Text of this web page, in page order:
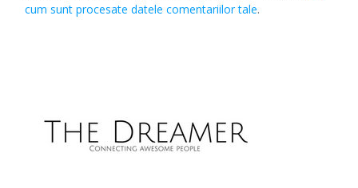
cum sunt procesate datele comentariilor tale.